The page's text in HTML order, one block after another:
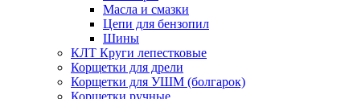
Масла и смазки
Цепи для бензопил
Шины
КЛТ Круги лепестковые
Корщетки для дрели
Корщетки для УШМ (болгарок)
Корщетки ручные